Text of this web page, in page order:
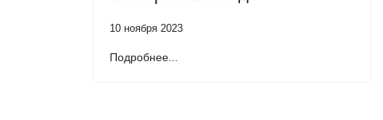
10 ноября 2023
Подробнее...